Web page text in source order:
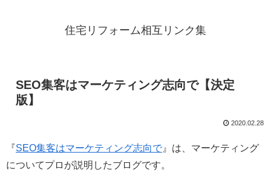
住宅リフォーム相互リンク集
SEO集客はマーケティング志向で【決定
版】
2020.02.28
『SEO集客はマーケティング志向で』は、マーケティング
についてプロが説明したブログです。